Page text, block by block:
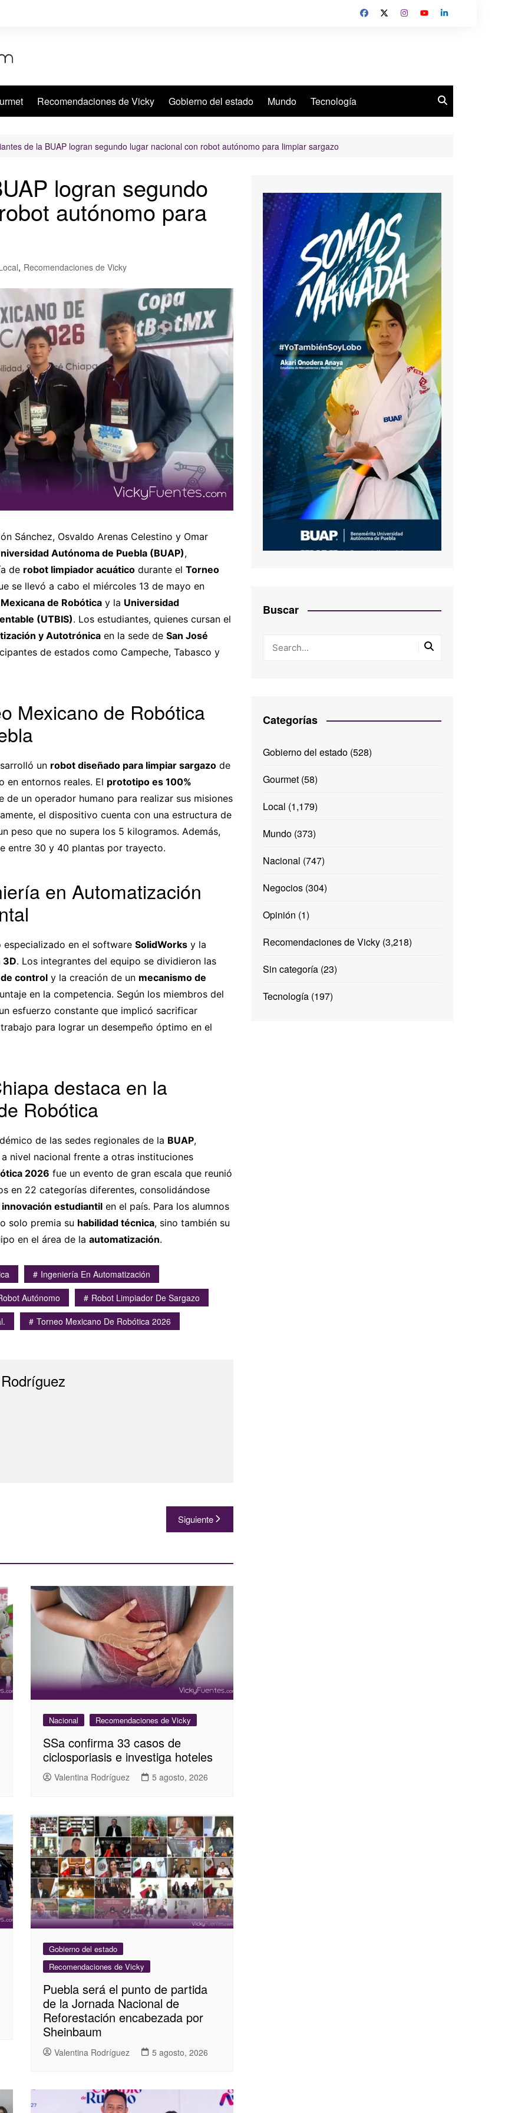
Recomendaciones de Vicky Gobierno del estado Mundo Tecnología
de la BUAP logran segundo lugar nacional con robot autónomo para limpiar sargazo
logran segundo
autónomo para
, Recomendaciones de Vicky
Sánchez, Osvaldo Arenas Celestino y Omar
Autónoma de Puebla (BUAP),
de robot limpiador acuático durante el Torneo
se llevó a cabo el miércoles 13 de mayo en
de Robótica y la Universidad
(UTBIS). Los estudiantes, quienes cursan el
y Autotrónica en la sede de San José
de estados como Campeche, Tabasco y
Mexicano de Robótica
un robot diseñado para limpiar sargazo de
en entornos reales. El prototipo es 100%
de un operador humano para realizar sus misiones
el dispositivo cuenta con una estructura de
peso que no supera los 5 kilogramos. Además,
entre 30 y 40 plantas por trayecto.
en Automatización
en el software SolidWorks y la
3D. Los integrantes del equipo se dividieron las
control y la creación de un mecanismo de
en la competencia. Según los miembros del
esfuerzo constante que implicó sacrificar
para lograr un desempeño óptimo en el
destaca en la
Robótica
de las sedes regionales de la BUAP,
nivel nacional frente a otras instituciones
2026 fue un evento de gran escala que reunió
en 22 categorías diferentes, consolidándose
innovación estudiantil en el país. Para los alumnos
solo premia su habilidad técnica, sino también su
en el área de la automatización.
Ingeniería En Automatización
Autónomo
Robot Limpiador De Sargazo
Torneo Mexicano De Robótica 2026
Siguiente
Nacional Recomendaciones de Vicky
SSa confirma 33 casos de
ciclosporiasis e investiga hoteles
Valentina Rodríguez 5 agosto, 2026
Gobierno del estado
Recomendaciones de Vicky
Puebla será el punto de partida
de la Jornada Nacional de
Reforestación encabezada por
Sheinbaum
Valentina Rodríguez 5 agosto, 2026
Buscar
Categorías
Gobierno del estado(528)
Gourmet(58)
Local (1,179)
Mundo(373)
Nacional (747)
Negocios(304)
Opinión (1)
Recomendaciones de Vicky(3,218)
Sin categoría(23)
Tecnología(197)